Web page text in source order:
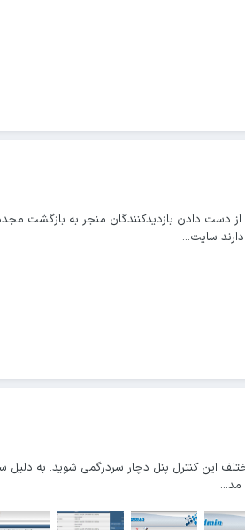
دادن بازدیدکنندگان منجر به بازگشت
این کنترل پنل دچار سردرگمی شوید. به
مد...